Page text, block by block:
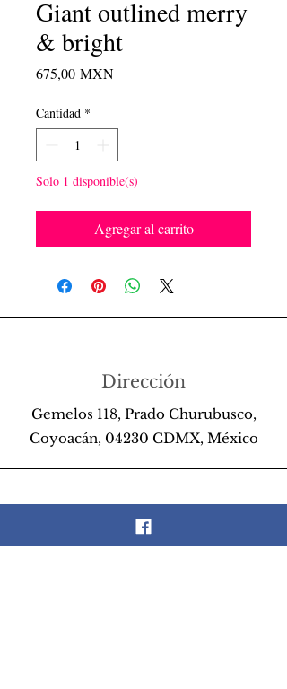
Giant outlined merry
& bright
675,00 MXNPrecio
Cantidad *
Solo 1 disponible(s)
Agregar al carrito
Dirección
Gemelos 118, Prado Churubusco,
Coyoacán, 04230 CDMX, México
Teléfono